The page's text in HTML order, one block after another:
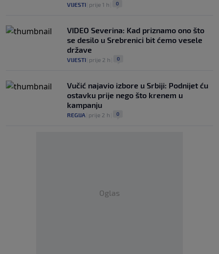
VIJESTI prije 1 h 0
VIDEO Severina: Kad priznamo ono što
se desilo u Srebrenici bit ćemo vesele
države
VIJESTI prije 2 h 0
Vučić najavio izbore u Srbiji: Podnijet ću
ostavku prije nego što krenem u
kampanju
REGIJA prije 2 h 0
Oglas